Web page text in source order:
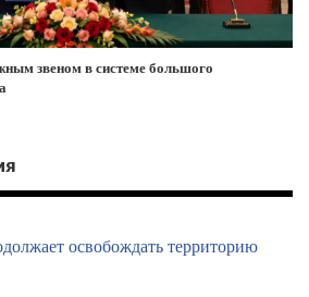
звеном в системе большого
освобождать территорию